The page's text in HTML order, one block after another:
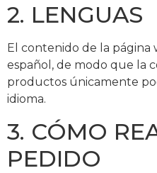
2. LENGUAS
El contenido de la página
español, de modo que la
productos únicamente
idioma.
3. CÓMO
PEDIDO